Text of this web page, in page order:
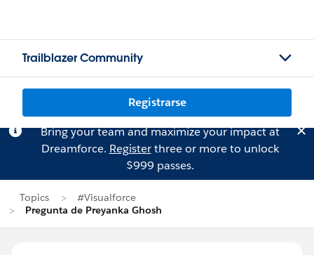
Trailblazer Community
Registrarse
Bring your team and maximize your impact at
Dreamforce. Registerthree or more to unlock
$999 passes.
Topics
#Visualforce
Pregunta de Preyanka Ghosh